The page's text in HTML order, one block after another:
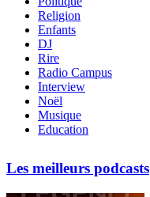
Religion
Enfants
DJ
Rire
Radio Campus
Interview
Noël
Musique
Education
Les meilleurs podcasts